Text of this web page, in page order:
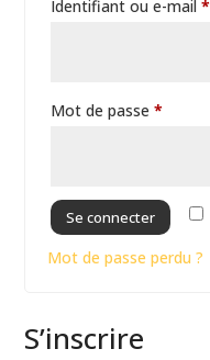
Identifiant ou e-mail*
Mot de passe*
Se connecter
Mot de passe perdu ?
S’inscrire